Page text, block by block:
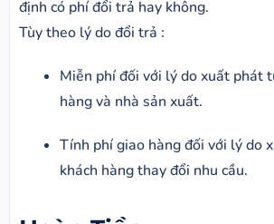
định có phí đổi trả hay không.
Tùy theo lý do đổi trả :
Miễn phí đối với lý do xuất phát
hàng và nhà sản xuất.
Tính phí giao hàng đối với lý do
khách hàng thay đổi nhu cầu.